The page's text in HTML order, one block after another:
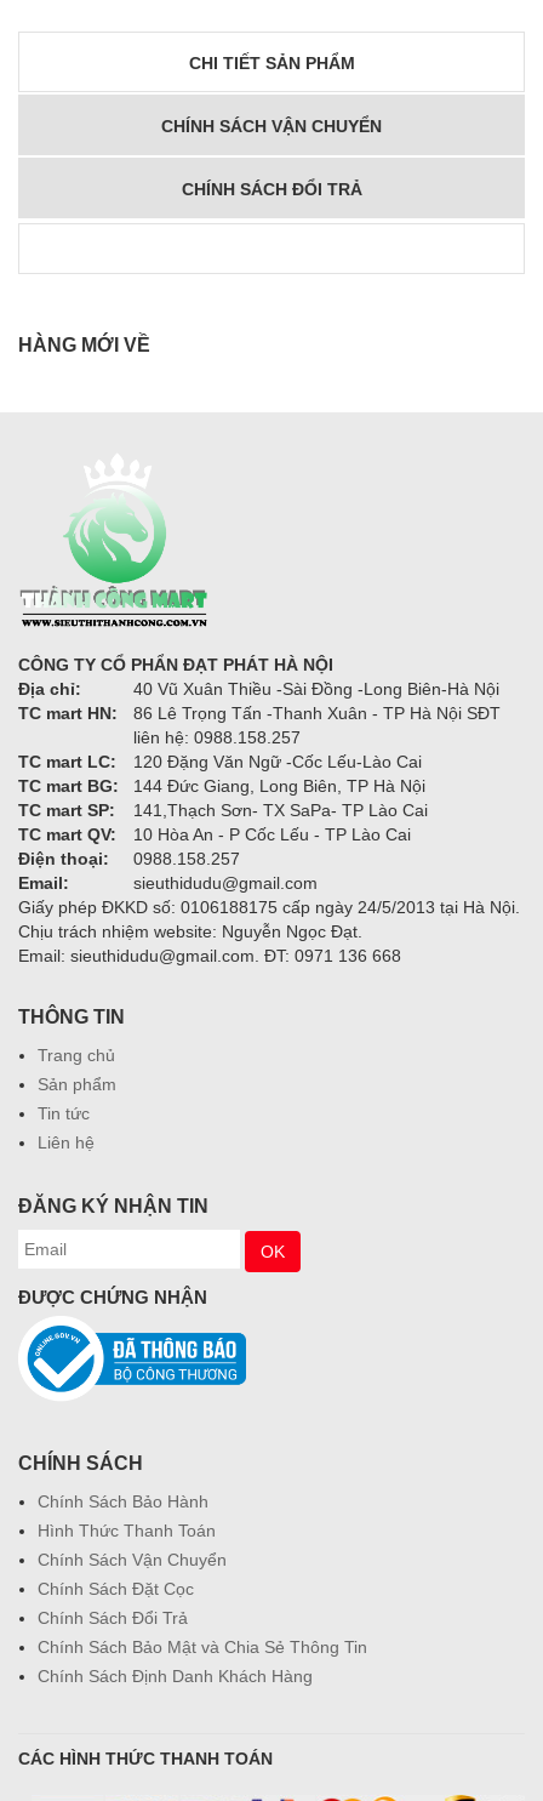
CHI TIẾT SẢN PHẨM
CHÍNH SÁCH VẬN CHUYỂN
CHÍNH SÁCH ĐỔI TRẢ
HÀNG MỚI VỀ
CÔNG TY CỔ PHẨN ĐẠT PHÁT HÀ NỘI
Địa chỉ:
40 Vũ Xuân Thiều -Sài Đồng -Long Biên-Hà Nội
TC mart HN:
86 Lê Trọng Tấn -Thanh Xuân - TP Hà Nội SĐT
liên hệ: 0988.158.257
TC mart LC:
120 Đặng Văn Ngữ -Cốc Lếu-Lào Cai
TC mart BG:
144 Đức Giang, Long Biên, TP Hà Nội
TC mart SP:
141,Thạch Sơn- TX SaPa- TP Lào Cai
TC mart QV:
10 Hòa An - P Cốc Lếu - TP Lào Cai
Điện thoại:
0988.158.257
Email:
sieuthidudu@gmail.com
Giấy phép ĐKKD số: 0106188175 cấp ngày 24/5/2013 tại Hà Nội.
Chịu trách nhiệm website: Nguyễn Ngọc Đạt.
Email: sieuthidudu@gmail.com. ĐT: 0971 136 668
THÔNG TIN
Trang chủ
Sản phẩm
Tin tức
Liên hệ
ĐĂNG KÝ NHẬN TIN
ĐƯỢC CHỨNG NHẬN
CHÍNH SÁCH
Chính Sách Bảo Hành
Hình Thức Thanh Toán
Chính Sách Vận Chuyển
Chính Sách Đặt Cọc
Chính Sách Đổi Trả
Chính Sách Bảo Mật và Chia Sẻ Thông Tin
Chính Sách Định Danh Khách Hàng
CÁC HÌNH THỨC THANH TOÁN